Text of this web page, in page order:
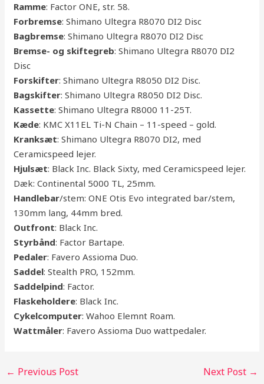
Ramme: Factor ONE, str. 58.
Forbremse: Shimano Ultegra R8070 DI2 Disc
Bagbremse: Shimano Ultegra R8070 DI2 Disc
Bremse- og skiftegreb: Shimano Ultegra R8070 DI2
Disc
Forskifter: Shimano Ultegra R8050 DI2 Disc.
Bagskifter: Shimano Ultegra R8050 DI2 Disc.
Kassette: Shimano Ultegra R8000 11-25T.
Kæde: KMC X11EL Ti-N Chain – 11-speed – gold.
Kranksæt: Shimano Ultegra R8070 DI2, med
Ceramicspeed lejer.
Hjulsæt: Black Inc. Black Sixty, med Ceramicspeed lejer.
Dæk: Continental 5000 TL, 25mm.
Handlebar/stem: ONE Otis Evo integrated bar/stem,
130mm lang, 44mm bred.
Outfront: Black Inc.
Styrbånd: Factor Bartape.
Pedaler: Favero Assioma Duo.
Saddel: Stealth PRO, 152mm.
Saddelpind: Factor.
Flaskeholdere: Black Inc.
Cykelcomputer: Wahoo Elemnt Roam.
Wattmåler: Favero Assioma Duo wattpedaler.
← Previous Post Next Post →